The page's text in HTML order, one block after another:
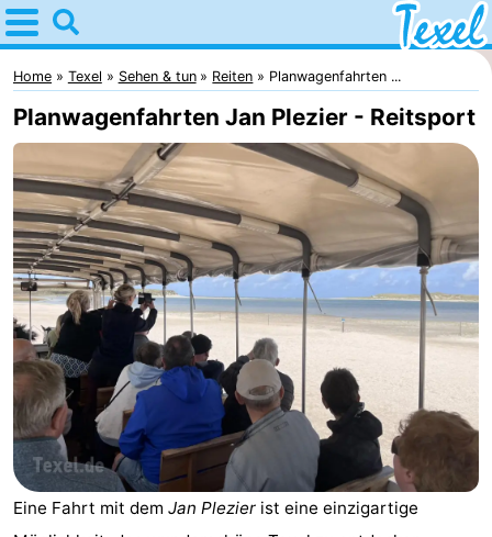
Home
Texel
Tipps
Für
kindern
Dorfer
-
Den
Burg
-
Den
Hoorn
-
De
Cocksdorp
De
Koog
-
Oudeschild
-
Home Texel Sehen & tun Reiten Planwagenfahrten ...
Planwagenfahrten Jan Plezier - Reitsport
Eine Fahrt mit dem Jan Plezier ist eine einzigartige